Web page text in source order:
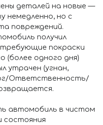
деталей на новые —
немедленно, но с
повреждений.
получил
требующие покраски
(более одного дня)
утрачен (угнан,
Ответственность/
автомобиль в чистом
состояния